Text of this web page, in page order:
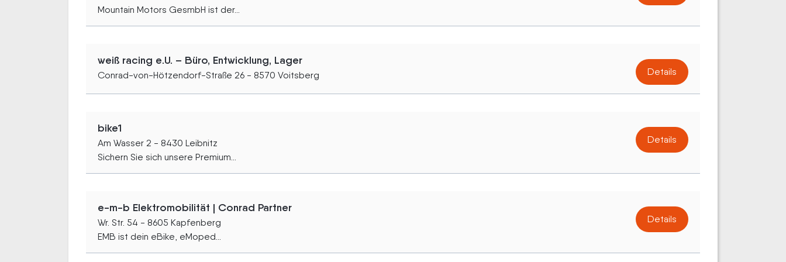
Mountain Motors GesmbH ist der...
weiß racing e.U. – Büro, Entwicklung, Lager
Conrad-von-Hötzendorf-Straße 26 - 8570 Voitsberg Details
bike1
Am Wasser 2 - 8430 Leibnitz
Sichern Sie sich unsere Premium...
Details
e-m-b Elektromobilität | Conrad Partner
Wr. Str. 54 - 8605 Kapfenberg
EMB ist dein eBike, eMoped...
Details